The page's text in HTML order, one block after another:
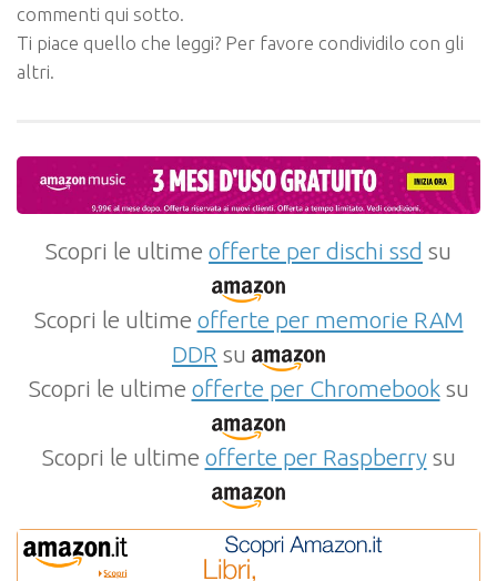
commenti qui sotto.
Ti piace quello che leggi? Per favore condividilo con gli
altri.
Scopri le ultime offerte per dischi ssd su
Scopri le ultime offerte per memorie RAM
DDR su
Scopri le ultime offerte per Chromebooksu
Scopri le ultime offerte per Raspberrysu